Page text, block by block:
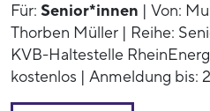
Für: Senior*innen | Von:
Thorben Müller | Reihe:
KVB-Haltestelle
kostenlos | Anmeldung bis: